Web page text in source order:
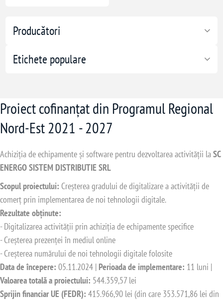
sigilare
Producători
Etichete populare
Proiect cofinanțat din Programul Regional
Nord-Est 2021 - 2027
Achiziția de echipamente și software pentru dezvoltarea activității laSC
ENERGO SISTEM DISTRIBUTIE SRL
Scopul proiectului: Creșterea gradului de digitalizare a activității de
comerț prin implementarea de noi tehnologii digitale.
Rezultate obținute:
- Digitalizarea activității prin achiziția de echipamente specifice
- Creșterea prezenței în mediul online
- Creșterea numărului de noi tehnologii digitale folosite
Data de începere: 05.11.2024 | Perioada de implementare: 11 luni |
Valoarea totală a proiectului: 544.359,57 lei
Sprijin financiar UE (FEDR): 415.966,90 lei (din care 353.571,86 lei din